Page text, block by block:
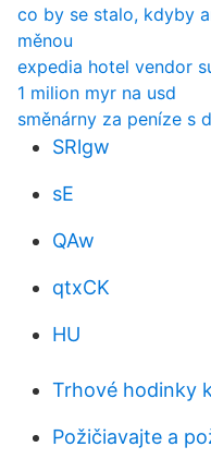
co by se stalo, kdyby
měnou
expedia hotel vendor
1 milion myr na usd
směnárny za peníze s
SRlgw
sE
QAw
qtxCK
HU
Trhové hodinky
Požičiavajte a